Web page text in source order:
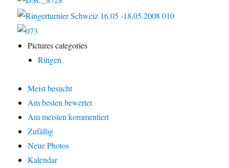
Pictures categories
Ringen
Meist besucht
Am besten bewertet
Am meisten kommentiert
Zufällig
Neue Photos
Kalendar